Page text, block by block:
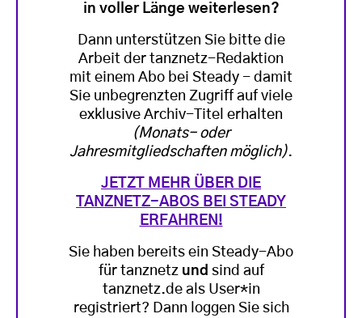
in voller Länge weiterlesen?
Dann unterstützen Sie bitte die
Arbeit der tanznetz-Redaktion
mit einem Abo bei Steady - damit
Sie unbegrenzten Zugriff auf viele
exklusive Archiv-Titel erhalten
(Monats- oder
Jahresmitgliedschaften möglich).
JETZT MEHR ÜBER DIE
TANZNETZ-ABOS BEI STEADY
ERFAHREN!
Sie haben bereits ein Steady-Abo
für tanznetz und sind auf
tanznetz.de als User*in
registriert? Dann loggen Sie sich